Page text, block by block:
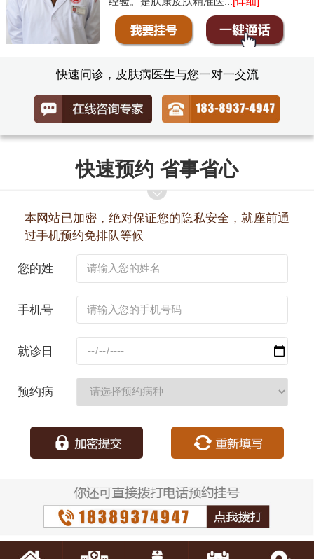
快速问诊，皮肤病医生与您一对一交流
快速预约 省事省心
本网站已加密，绝对保证您的隐私安全，就座前通
过手机预约免排队等候
您的姓
手机号
就诊日
预约病